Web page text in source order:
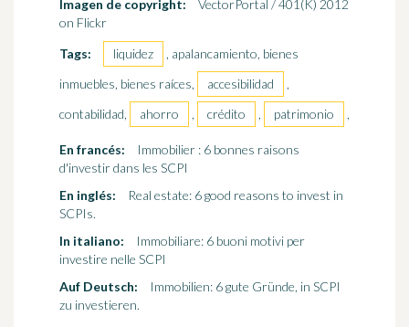
Imagen de copyright:
VectorPortal / 401(K) 2012
on Flickr
Tags:
liquidez
, apalancamiento, bienes
inmuebles, bienes raíces,
accesibilidad
,
contabilidad,
ahorro , crédito , patrimonio ,
En francés:
Immobilier : 6 bonnes raisons
d'investir dans les SCPI
En inglés:
Real estate: 6 good reasons to invest in
SCPIs.
In italiano:
Immobiliare: 6 buoni motivi per
investire nelle SCPI
Auf Deutsch:
Immobilien: 6 gute Gründe, in SCPI
zu investieren.